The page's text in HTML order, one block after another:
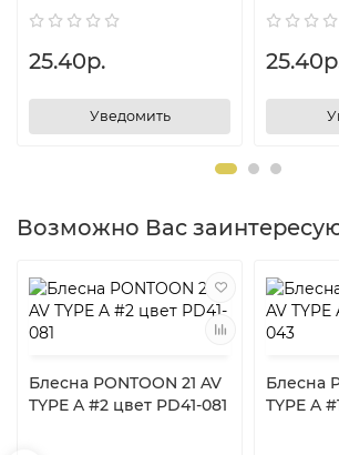
25.40р.
Уведомить
Возможно Вас
Блесна PONTOON 21 AV
TYPE A #2 цвет PD41-081
Блесна
TYPE A